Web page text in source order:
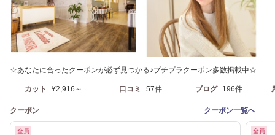
☆あなたに合ったクーポンが必ず見つかる♪プチプラクーポン多数掲載中☆
カット ¥2,916～ 口コミ 57件 ブログ 196件
クーポン クーポン一覧へ
全員 全員